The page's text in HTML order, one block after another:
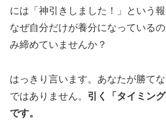
には「神引きしました！」という
なぜ自分だけが養分になっている
み締めていませんか？
はっきり言います。あなたが勝て
ではありません。 引く「タイミン
です。